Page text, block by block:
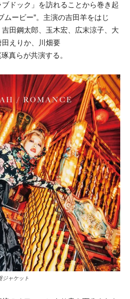
ドック」を訪れることから巻き起
ムービー”。主演の吉田羊をはじ
田鋼太郎、玉木宏、広末涼子、大
えりか、川畑要
真らが共演する。
ジャケット